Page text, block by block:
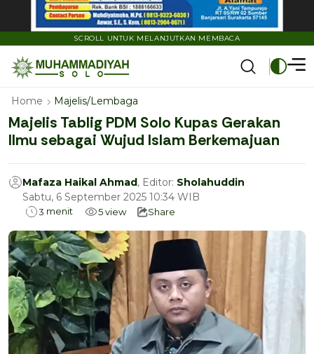
SCROLL UNTUK MELANJUTKAN MEMBACA
Home Majelis/Lembaga
Majelis Tablig PDM Solo Kupas Gerakan
Ilmu sebagai Wujud Islam Berkemajuan
Mafaza Haikal Ahmad, Editor: Sholahuddin
Sabtu, 6 September 2025 10:34 WIB
3 menit 5view Share